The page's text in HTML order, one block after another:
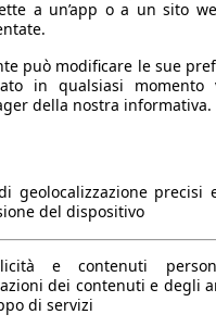
a un’app o a un sito
può modificare le sue
in qualsiasi momento
della nostra informativa.
geolocalizzazione precisi
del dispositivo
e contenuti
dei contenuti e degli
di servizi